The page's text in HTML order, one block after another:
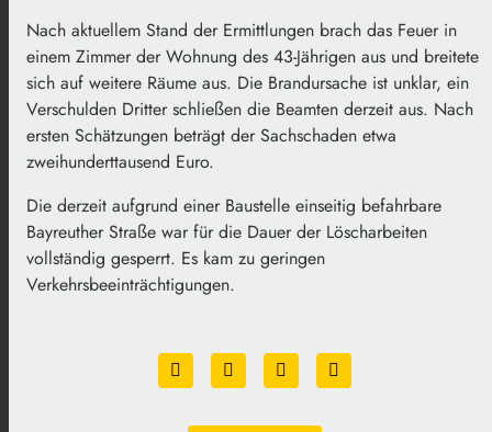
Nach aktuellem Stand der Ermittlungen brach das Feuer in
einem Zimmer der Wohnung des 43-Jährigen aus und breitete
sich auf weitere Räume aus. Die Brandursache ist unklar, ein
Verschulden Dritter schließen die Beamten derzeit aus. Nach
ersten Schätzungen beträgt der Sachschaden etwa
zweihunderttausend Euro.
Die derzeit aufgrund einer Baustelle einseitig befahrbare
Bayreuther Straße war für die Dauer der Löscharbeiten
vollständig gesperrt. Es kam zu geringen
Verkehrsbeeinträchtigungen.